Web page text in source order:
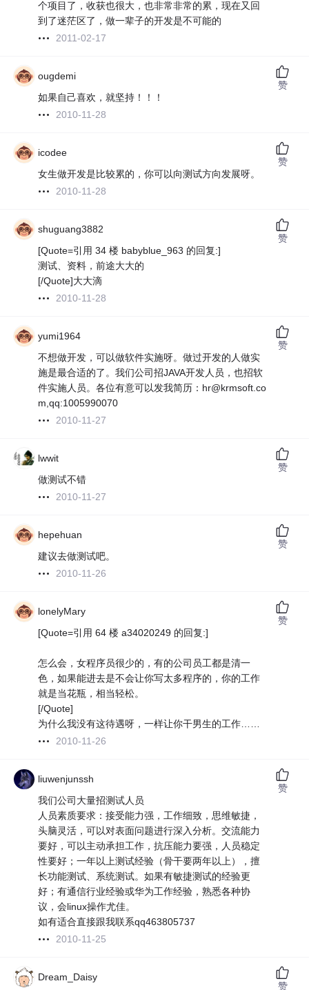
个项目了，收获也很大，也非常非常的累，现在又回
到了迷茫区了，做一辈子的开发是不可能的
2011-02-17
ougdemi
如果自己喜欢，就坚持！！！
2010-11-28
赞
icodee
女生做开发是比较累的，你可以向测试方向发展呀。
2010-11-28
赞
shuguang3882
[Quote=引用 34 楼 babyblue_963 的回复:]
测试、资料，前途大大的
[/Quote]大大滴
2010-11-28
赞
yumi1964
不想做开发，可以做软件实施呀。做过开发的人做实
施是最合适的了。我们公司招JAVA开发人员，也招软
件实施人员。各位有意可以发我简历：hr@krmsoft.co
m,qq:1005990070
2010-11-27
赞
lwwit
做测试不错
2010-11-27
赞
hepehuan
建议去做测试吧。
2010-11-26
赞
lonelyMary
[Quote=引用 64 楼 a34020249 的回复:]
怎么会，女程序员很少的，有的公司员工都是清一
色，如果能进去是不会让你写太多程序的，你的工作
就是当花瓶，相当轻松。
[/Quote]
为什么我没有这待遇呀，一样让你干男生的工作……
2010-11-26
赞
liuwenjunssh
我们公司大量招测试人员
人员素质要求：接受能力强，工作细致，思维敏捷，
头脑灵活，可以对表面问题进行深入分析。交流能力
要好，可以主动承担工作，抗压能力要强，人员稳定
性要好；一年以上测试经验（骨干要两年以上），擅
长功能测试、系统测试。如果有敏捷测试的经验更
好；有通信行业经验或华为工作经验，熟悉各种协
议，会linux操作尤佳。
如有适合直接跟我联系qq463805737
2010-11-25
赞
Dream_Daisy
赞